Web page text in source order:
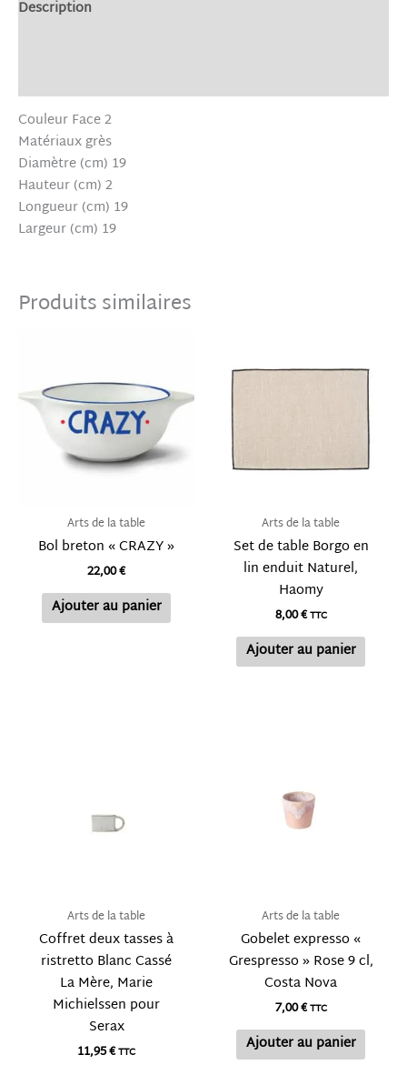
Description
Couleur Face 2
Matériaux grès
Diamètre (cm) 19
Hauteur (cm) 2
Longueur (cm) 19
Largeur (cm) 19
Produits similaires
Arts de la table
Bol breton « CRAZY »
22,00€
Ajouter au panier
Arts de la table
Set de table Borgo en
lin enduit Naturel,
Haomy
8,00€TTC
Ajouter au panier
Arts de la table
Coffret deux tasses à
ristretto Blanc Cassé
La Mère, Marie
Michielssen pour
Serax
11,95€TTC
Arts de la table
Gobelet expresso «
Grespresso » Rose 9 cl,
Costa Nova
7,00€TTC
Ajouter au panier